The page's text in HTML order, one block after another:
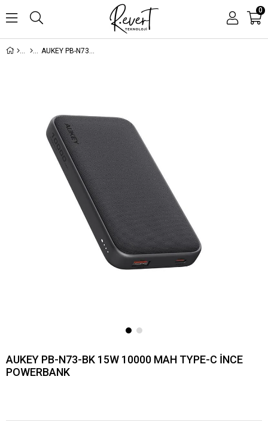
0
AUKEY PB-N73-BK 15W 10000 MAH TYPE-C İNCE POWERBANK
AUKEY PB-N73-BK 15W 10000 MAH TYPE-C İNCE
POWERBANK